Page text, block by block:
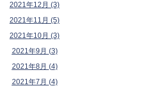
2021年12月 (3)
2021年11月 (5)
2021年10月 (3)
2021年9月 (3)
2021年8月 (4)
2021年7月 (4)